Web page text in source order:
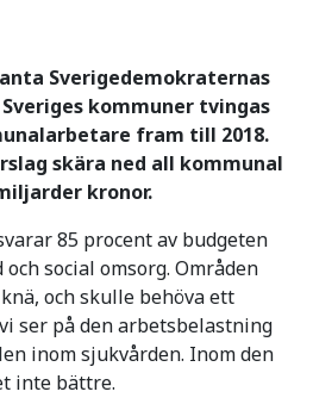
Sverigedemokraternas
kommuner tvingas
fram till 2018.
skära ned all kommunal
kronor.
85 procent av budgeten
social omsorg. Områden
och skulle behöva ett
ser på den arbetsbelastning
inom sjukvården. Inom den
inte bättre.